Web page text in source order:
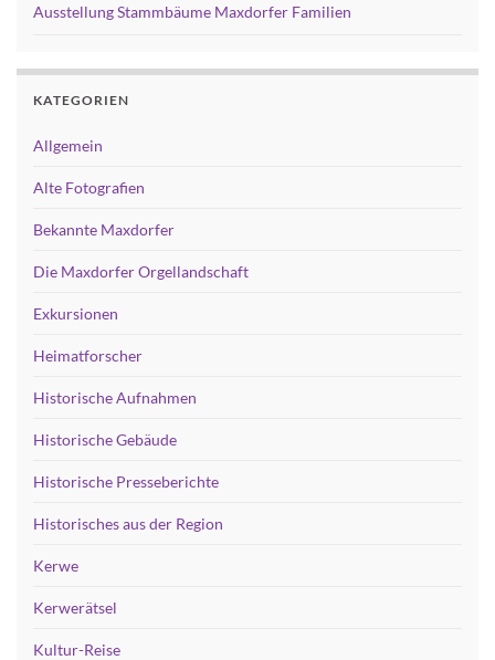
Ausstellung Stammbäume Maxdorfer Familien
KATEGORIEN
Allgemein
Alte Fotografien
Bekannte Maxdorfer
Die Maxdorfer Orgellandschaft
Exkursionen
Heimatforscher
Historische Aufnahmen
Historische Gebäude
Historische Presseberichte
Historisches aus der Region
Kerwe
Kerwerätsel
Kultur-Reise